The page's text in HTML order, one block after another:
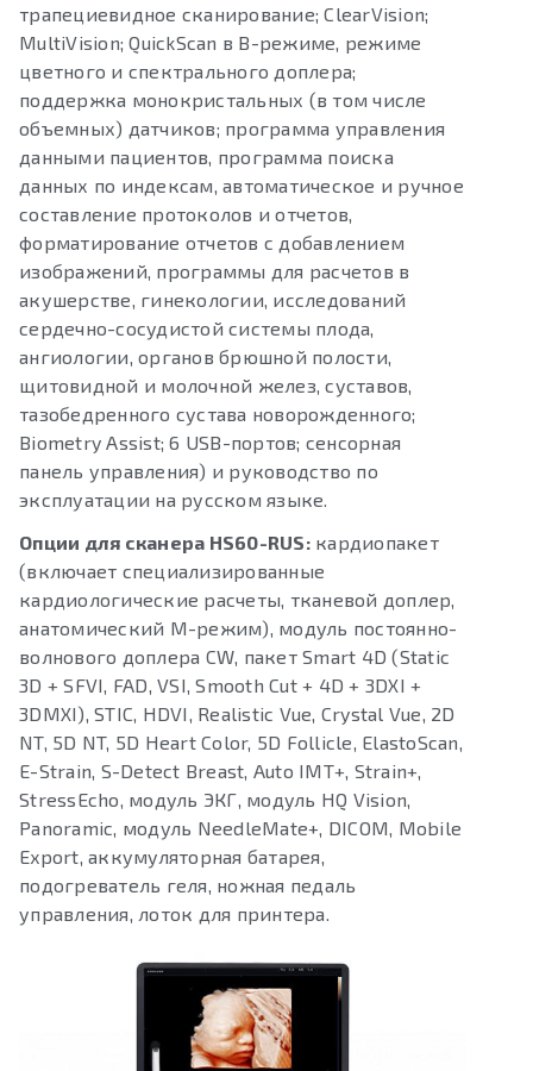
трапециевидное сканирование; ClearVision;
MultiVision; QuickScan в В-режиме, режиме
цветного и спектрального доплера;
поддержка монокристальных (в том числе
объемных) датчиков; программа управления
данными пациентов, программа поиска
данных по индексам, автоматическое и ручное
составление протоколов и отчетов,
форматирование отчетов с добавлением
изображений, программы для расчетов в
акушерстве, гинекологии, исследований
сердечно-сосудистой системы плода,
ангиологии, органов брюшной полости,
щитовидной и молочной желез, суставов,
тазобедренного сустава новорожденного;
Biometry Assist; 6 USB-портов; сенсорная
панель управления) и руководство по
эксплуатации на русском языке.
Опции для сканера HS60-RUS:кардиопакет
(включает специализированные
кардиологические расчеты, тканевой доплер,
анатомический М-режим), модуль постоянно-
волнового доплера CW, пакет Smart 4D (Static
3D + SFVI, FAD, VSI, Smooth Cut + 4D + 3DXI +
3DMXI), STIC, HDVI, Realistic Vue, Crystal Vue, 2D
NT, 5D NT, 5D Heart Color, 5D Follicle, ElastoScan,
E-Strain, S-Detect Breast, Auto IMT+, Strain+,
StressEcho, модуль ЭКГ, модуль HQ Vision,
Panoramic, модуль NeedleMate+, DICOM, Mobile
Export, аккумуляторная батарея,
подогреватель геля, ножная педаль
управления, лоток для принтера.